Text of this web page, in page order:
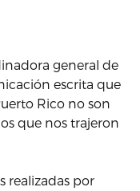
general de
escrita que
Rico no son
que nos trajeron
realizadas por